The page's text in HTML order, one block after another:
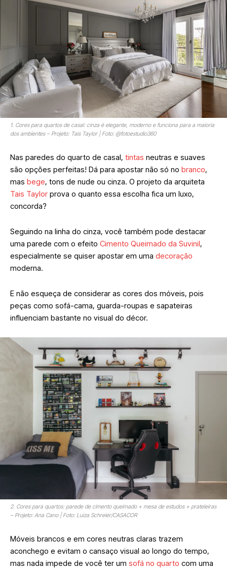
1. Cores para quartos de casal: cinza é elegante, moderno e funciona para a maioria
dos ambientes – Projeto: Tais Taylor | Foto: @fotoestudio360
Nas paredes do quarto de casal, tintas neutras e suaves
são opções perfeitas! Dá para apostar não só no branco,
mas bege, tons de nude ou cinza. O projeto da arquiteta
Tais Taylor prova o quanto essa escolha fica um luxo,
concorda?
Seguindo na linha do cinza, você também pode destacar
uma parede com o efeito Cimento Queimado da Suvinil,
especialmente se quiser apostar em uma decoração
moderna.
E não esqueça de considerar as cores dos móveis, pois
peças como sofá-cama, guarda-roupas e sapateiras
influenciam bastante no visual do décor.
2. Cores para quartos: parede de cimento queimado + mesa de estudos + prateleiras
– Projeto: Ana Cano | Foto: Luiza Schreier/CASACOR
Móveis brancos e em cores neutras claras trazem
aconchego e evitam o cansaço visual ao longo do tempo,
mas nada impede de você ter um sofá no quarto com uma